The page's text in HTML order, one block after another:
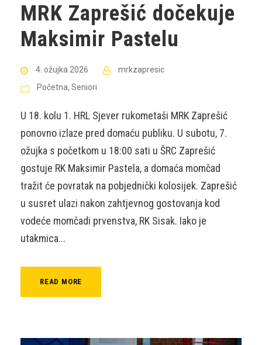
MRK Zaprešić dočekuje
Maksimir Pastelu
4. ožujka 2026
mrkzapresic
Početna, Seniori
U 18. kolu 1. HRL Sjever rukometaši MRK Zaprešić
ponovno izlaze pred domaću publiku. U subotu, 7.
ožujka s početkom u 18:00 sati u ŠRC Zaprešić
gostuje RK Maksimir Pastela, a domaća momčad
tražit će povratak na pobjednički kolosijek. Zaprešić
u susret ulazi nakon zahtjevnog gostovanja kod
vodeće momčadi prvenstva, RK Sisak. Iako je
utakmica...
READ MORE